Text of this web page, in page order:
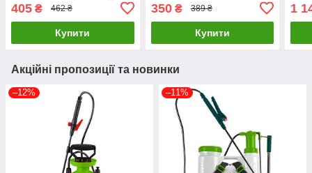
405 ₴ 462 ₴
Купити
350₴ 389 ₴
Купити
1
Акційні пропозиції та новинки
–12% –11%